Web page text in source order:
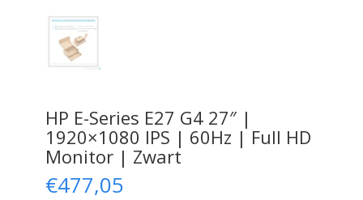
HP E-Series E27 G4 27″ |
1920×1080 IPS | 60Hz | Full HD
Monitor | Zwart
€477,05